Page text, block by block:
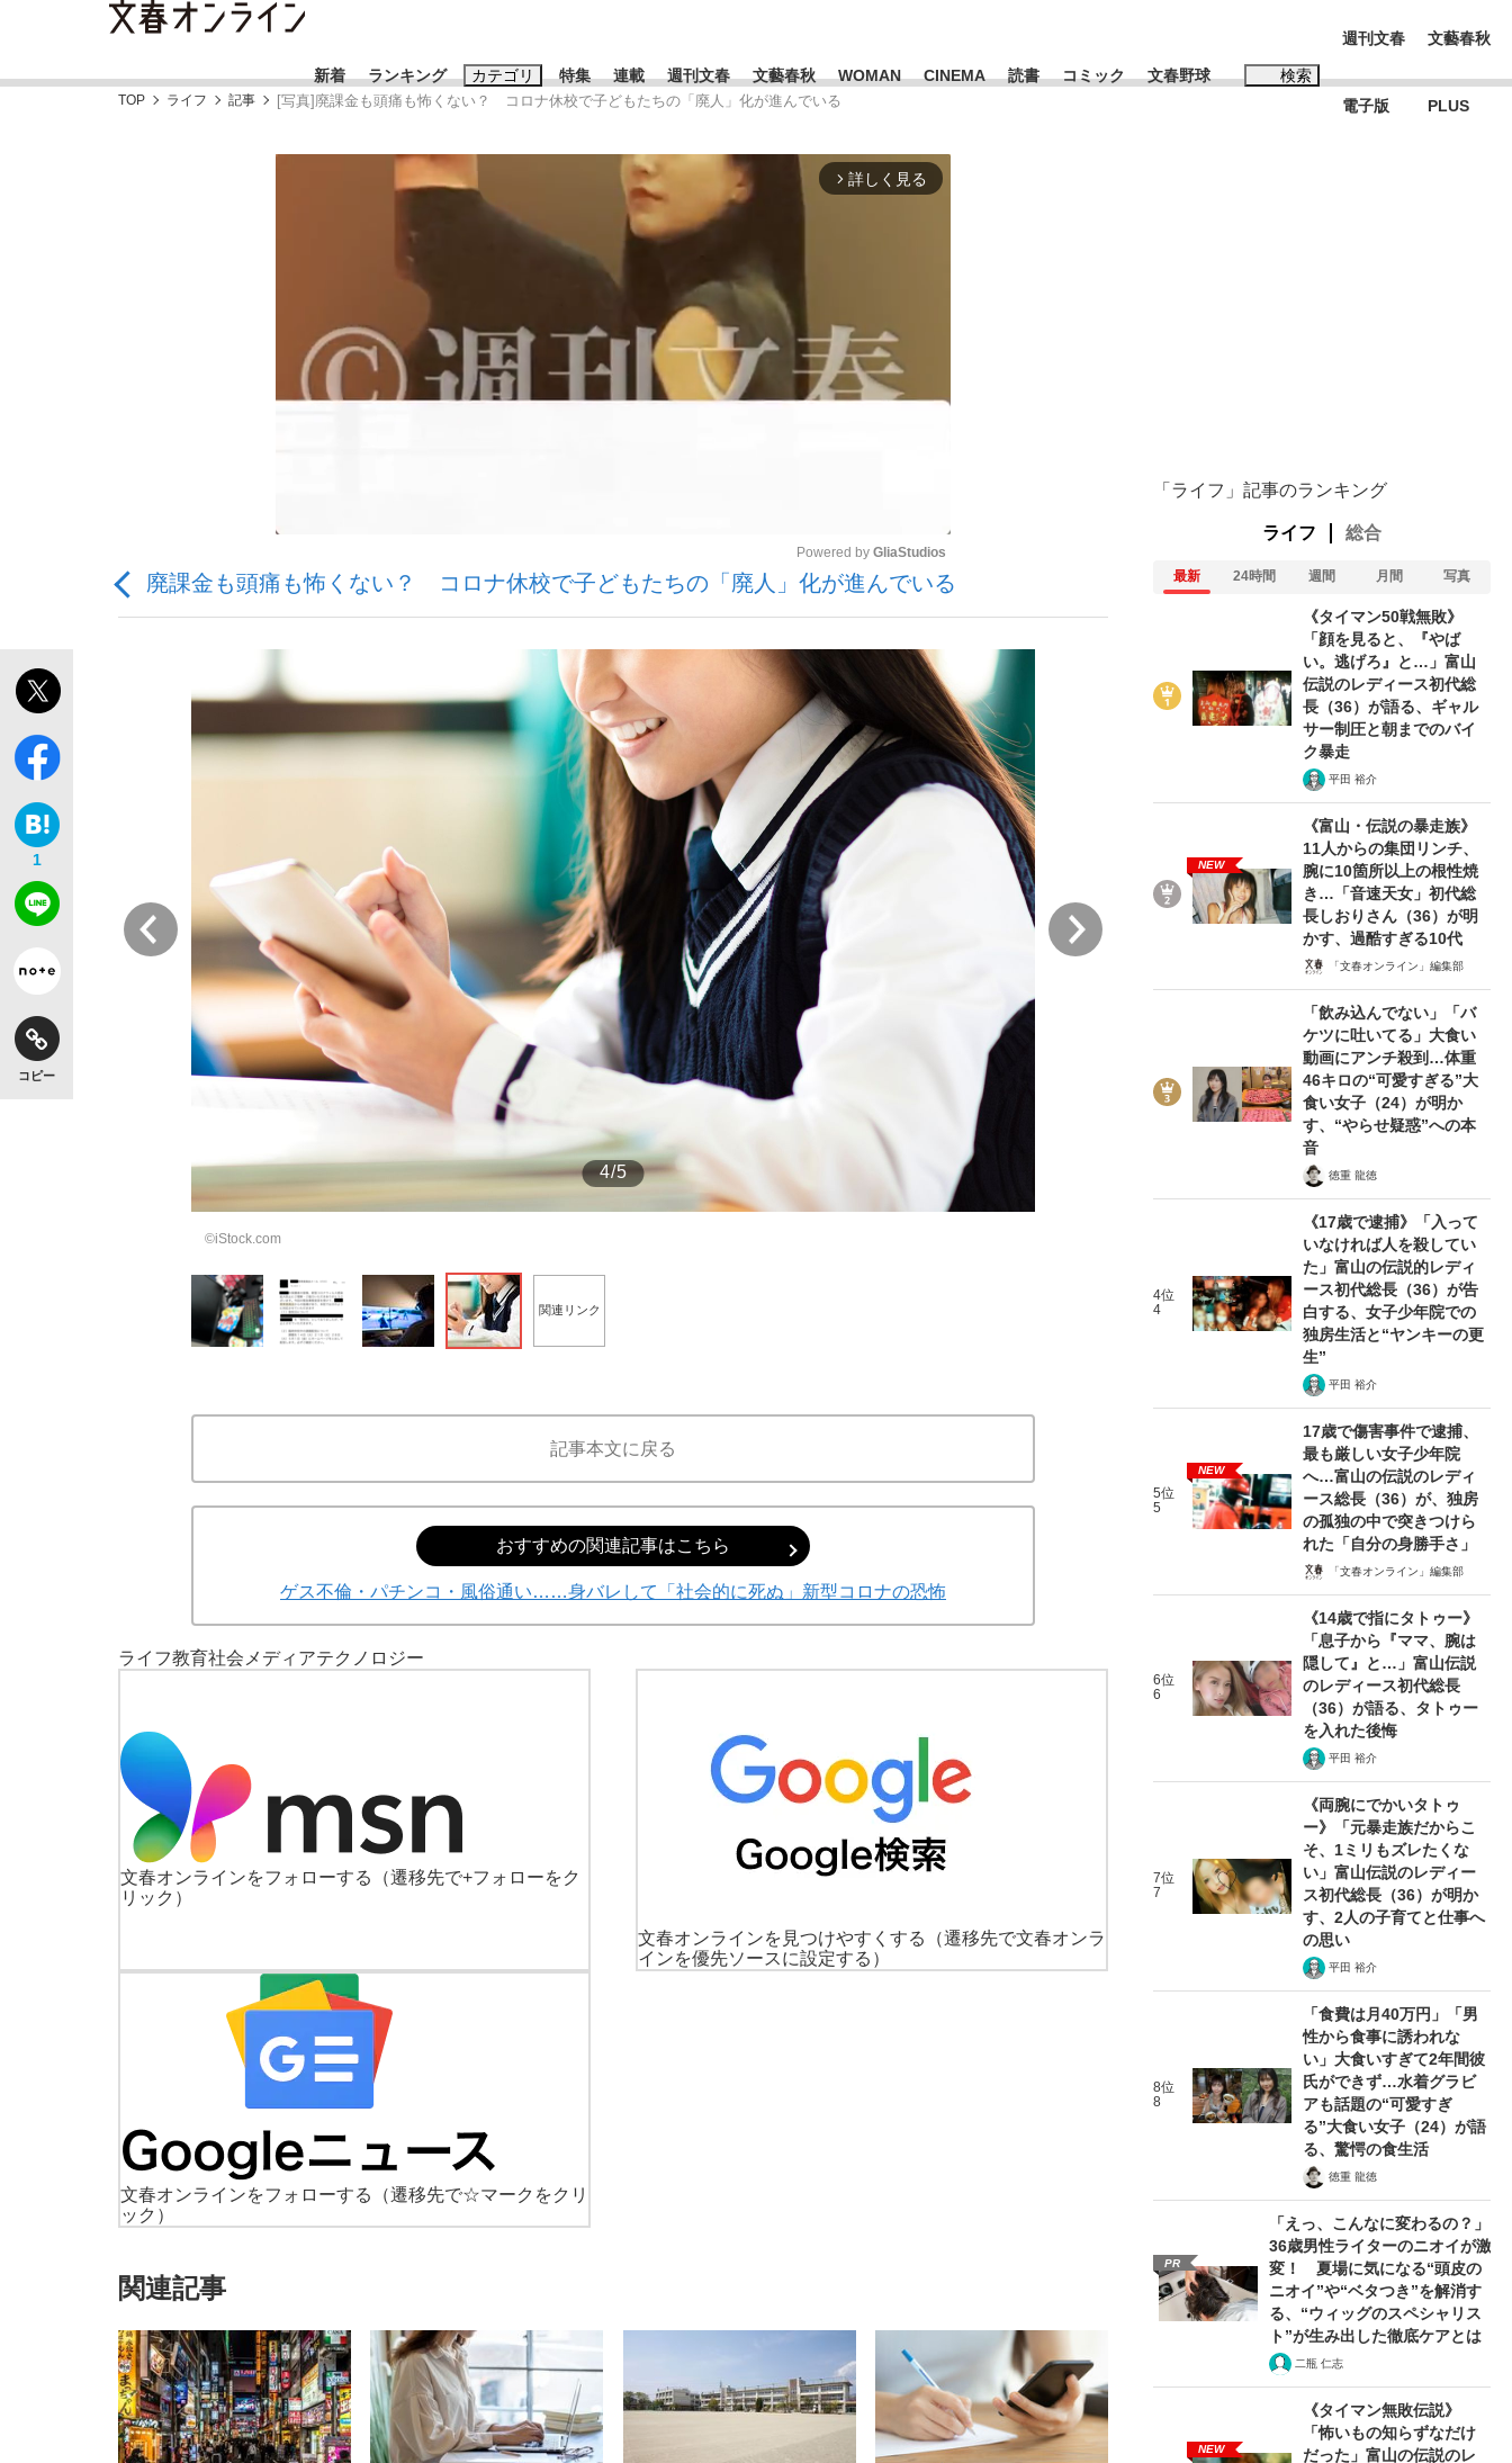
新着 ランキング カテゴリ
「敗因分析は一切聞かれなかった」侍ジャパン選手が証言した“NPB聞... 「クマが悪者扱いされているのが悲しい」『北の国から』倉本聰氏（91...
「目標達成できなかったからと言って…」サッカー日本代表・森保一監督...
もっと見る
特集
キングの誕生を、目撃せよ。
いまさら聞けない資産運用のすべて
the Style
もっと見る
連載 週刊文春 文藝春秋 WOMAN CINEMA 読書 コミック 文春野球 検索
おすすめのキーワードタグ一覧
#高市早苗 #森岡毅
週刊文春
電子版
文藝春秋
PLUS
TOP ライフ 記事 [写真]廃課金も頭痛も怖くない？ コロナ休校で子どもたちの「廃人」化が進んでいる
arrow_forward_ios 詳しく見る
Mute
Powered by GliaStudios
廃課金も頭痛も怖くない？ コロナ休校で子どもたちの「廃人」化が進んでいる
1
コピー
4/5
©iStock.com
廃課金も頭痛も怖くない？ コロナ休校で子
それでもスマホを手放せないのはなぜか
ゲス不倫・パチンコ・風俗通い……身バレして「社会
えない……」シングルマザーが嘆くイベントキャンセル
け……ブラック部活動にすべてを捧げる教員たち
前
関連リンク
記事本文に戻る
おすすめの関連記事はこちら
ゲス不倫・パチンコ・風俗通い……身バレして「社会的に死ぬ」新型コロナの恐怖
ライフ教育社会 メディアテクノロジー
文春オンラインをフォローする
（遷移先で+フォローをク
リック）
文春オンラインを見つけやすくする
（遷移先で文春オンラ
インを優先ソースに設定する）
文春オンラインをフォローする
（遷移先で☆マークをクリ
ック）
関連記事
「ライフ」記事のランキング
ライフ 総合
最新 24時間 週間 月間 写真
《タイマン50戦無敗》
「顔を見ると、『やば
い。逃げろ』と…」富山
伝説のレディース初代総
長（36）が語る、ギャル
サー制圧と朝までのバイ
ク暴走
平田 裕介
NEW
《富山・伝説の暴走族》
11人からの集団リンチ、
腕に10箇所以上の根性焼
き…「音速天女」初代総
長しおりさん（36）が明
かす、過酷すぎる10代
「文春オンライン」編集部
「飲み込んでない」「バ
ケツに吐いてる」大食い
動画にアンチ殺到…体重
46キロの“可愛すぎる”大
食い女子（24）が明か
す、“やらせ疑惑”への本
音
徳重 龍徳
4位
4
《17歳で逮捕》「入って
いなければ人を殺してい
た」富山の伝説的レディ
ース初代総長（36）が告
白する、女子少年院での
独房生活と“ヤンキーの更
生”
平田 裕介
5位
5
NEW
17歳で傷害事件で逮捕、
最も厳しい女子少年院
へ…富山の伝説のレディ
ース総長（36）が、独房
の孤独の中で突きつけら
れた「自分の身勝手さ」
「文春オンライン」編集部
6位
6
《14歳で指にタトゥー》
「息子から『ママ、腕は
隠して』と…」富山伝説
のレディース初代総長
（36）が語る、タトゥー
を入れた後悔
平田 裕介
7位
7
《両腕にでかいタトゥ
ー》「元暴走族だからこ
そ、1ミリもズレたくな
い」富山伝説のレディー
ス初代総長（36）が明か
す、2人の子育てと仕事へ
の思い
平田 裕介
8位
8
「食費は月40万円」「男
性から食事に誘われな
い」大食いすぎて2年間彼
氏ができず…水着グラビ
アも話題の“可愛すぎ
る”大食い女子（24）が語
る、驚愕の食生活
徳重 龍徳
PR
「えっ、こんなに変わるの？」
36歳男性ライターのニオイが激
変！ 夏場に気になる“頭皮の
ニオイ”や“ベタつき”を解消す
る、“ウィッグのスペシャリス
ト”が生み出した徹底ケアとは
二瓶 仁志
NEW
《タイマン無敗伝説》
「怖いもの知らずなだけ
だった」富山の伝説のレ